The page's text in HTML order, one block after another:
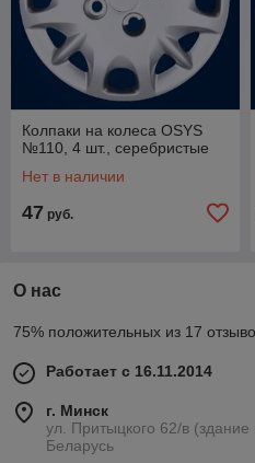
Колпаки на колеса OSYS
№110, 4 шт., серебристые
Нет в наличии
47 руб.
О нас
75% положительных из 17
Работает с 16.11.2014
г. Минск
ул. Притыцкого 62/в
Беларусь